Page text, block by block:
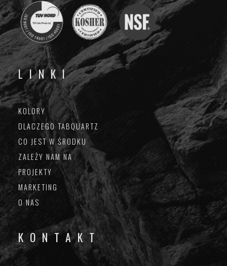
LINKI
KOLORY
DLACZEGO TABQUARTZ
CO JEST W ŚRODKU
ZALEŻY NAM NA
PROJEKTY
MARKETING
O NAS
KONTAKT